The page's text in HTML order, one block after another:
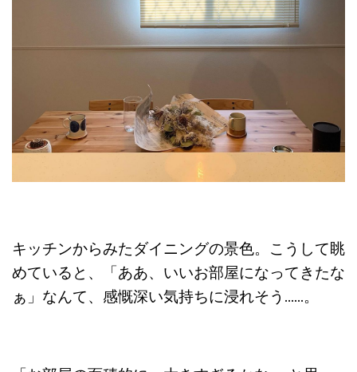
キッチンからみたダイニングの景色。こうして眺
めていると、「ああ、いいお部屋になってきたな
ぁ」なんて、感慨深い気持ちに浸れそう……。